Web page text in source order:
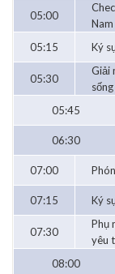
05:00
Nam
05:15 Ký
05:30
Giải
sống
05:45
06:30
07:00
07:15 Ký
07:30
Phụ
yêu
08:00